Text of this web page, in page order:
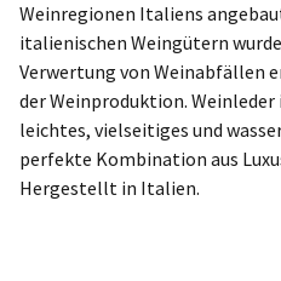
Weinregionen Italiens
italienischen Weingütern
Verwertung von Weinabfällen
der Weinproduktion.
leichtes, vielseitiges und
perfekte Kombination aus
Hergestellt in Italien.